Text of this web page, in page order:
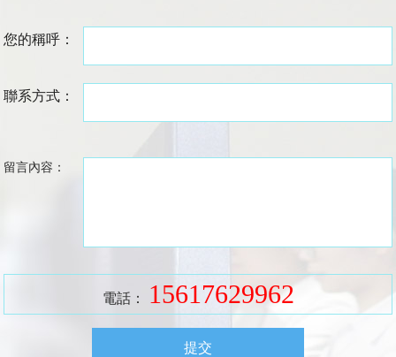
您的稱呼：
聯系方式：
留言內容：
電話： 15617629962